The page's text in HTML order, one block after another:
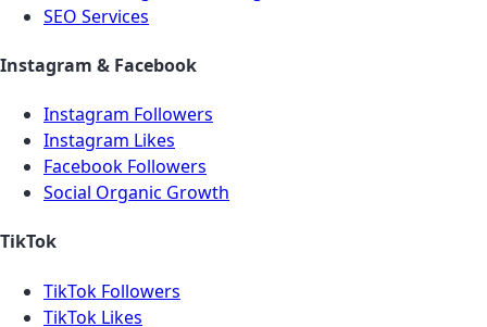
SEO Services
Instagram & Facebook
Instagram Followers
Instagram Likes
Facebook Followers
Social Organic Growth
TikTok
TikTok Followers
TikTok Likes